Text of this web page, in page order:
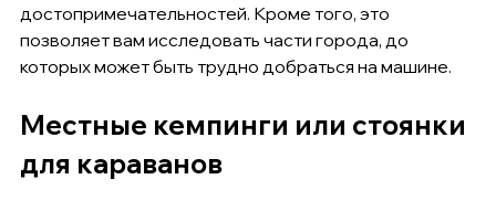
достопримечательностей. Кроме того, это
позволяет вам исследовать части города, до
которых может быть трудно добраться на машине.
Местные кемпинги или стоянки
для караванов